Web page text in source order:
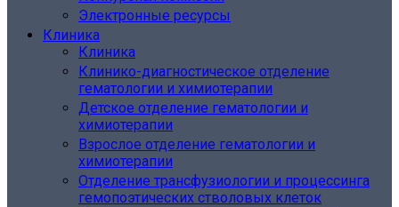
Электронные ресурсы
Клиника
Клиника
Клинико-диагностическое отделение
гематологии и химиотерапии
Детское отделение гематологии и
химиотерапии
Взрослое отделение гематологии и
химиотерапии
Отделение трансфузиологии и процессинга
гемопоэтических стволовых клеток